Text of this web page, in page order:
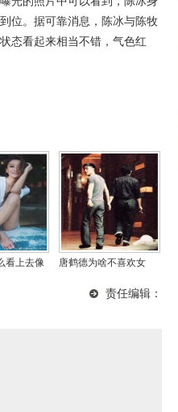
位。据可靠消息，陈冰与陈牧
态看起来相当不错，气色红
看上去像
唐鹤德为啥不喜欢女
责任编辑：